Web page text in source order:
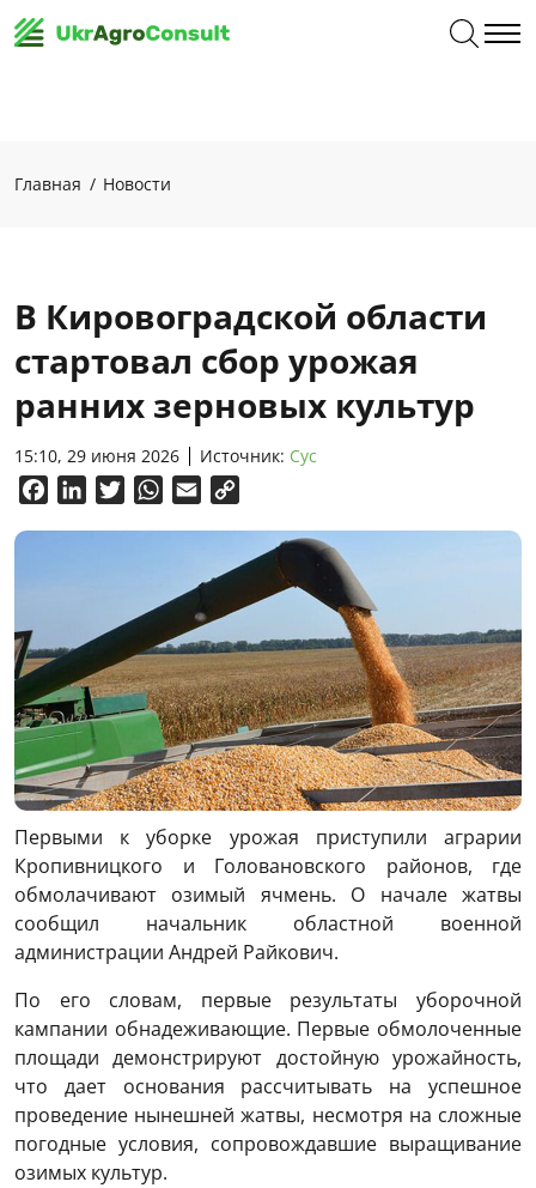
Главная Новости
В Кировоградской области
стартовал сбор урожая
ранних зерновых культур
15:10, 29 июня 2026 Источник: Сус
FacebookLinkedInTwitterWhatsApp
Email
Первыми к уборке урожая приступили аграрии
Кропивницкого и Головановского районов, где
обмолачивают озимый ячмень. О начале жатвы
сообщил начальник областной военной
администрации Андрей Райкович.
По его словам, первые результаты уборочной
кампании обнадеживающие. Первые обмолоченные
площади демонстрируют достойную урожайность,
что дает основания рассчитывать на успешное
проведение нынешней жатвы, несмотря на сложные
погодные условия, сопровождавшие выращивание
озимых культур.